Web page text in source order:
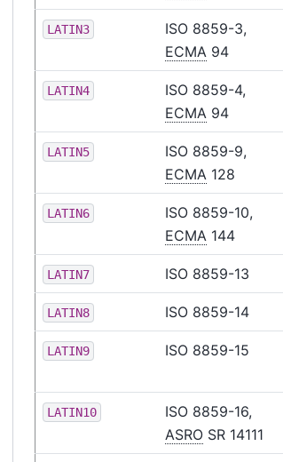
LATIN3
ISO 8859-3,
ECMA 94
LATIN4
ISO 8859-4,
ECMA 94
LATIN5
ISO 8859-9,
ECMA 128
LATIN6
ISO 8859-10,
ECMA 144
LATIN7 ISO 8859-13
LATIN8 ISO 8859-14
LATIN9 ISO 8859-15
LATIN10
ISO 8859-16,
ASRO SR 14111